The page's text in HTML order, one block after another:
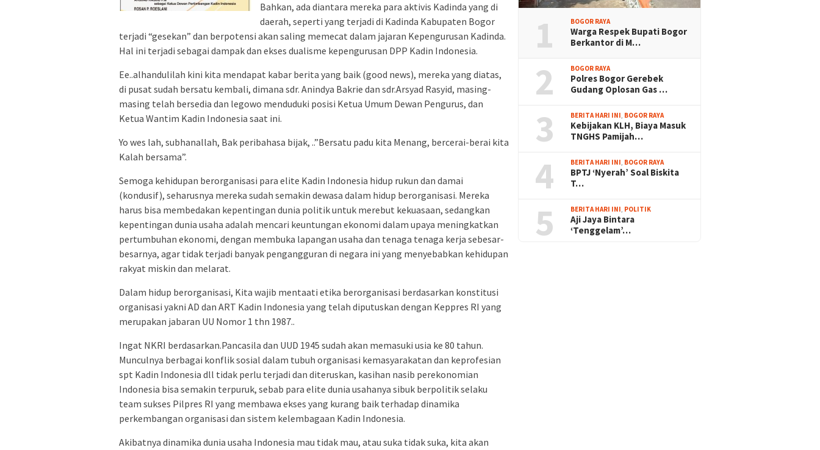
Bahkan, ada diantara mereka para aktivis Kadinda yang di
daerah, seperti yang terjadi di Kadinda Kabupaten Bogor
terjadi “gesekan” dan berpotensi akan saling memecat dalam jajaran Kepengurusan Kadinda.
Hal ini terjadi sebagai dampak dan ekses dualisme kepengurusan DPP Kadin Indonesia.
Ee..alhandulilah kini kita mendapat kabar berita yang baik (good news), mereka yang diatas,
di pusat sudah bersatu kembali, dimana sdr. Anindya Bakrie dan sdr.Arsyad Rasyid, masing-
masing telah bersedia dan legowo menduduki posisi Ketua Umum Dewan Pengurus, dan
Ketua Wantim Kadin Indonesia saat ini.
Yo wes lah, subhanallah, Bak peribahasa bijak, ..”Bersatu padu kita Menang, bercerai-berai kita
Kalah bersama”.
Semoga kehidupan berorganisasi para elite Kadin Indonesia hidup rukun dan damai
(kondusif), seharusnya mereka sudah semakin dewasa dalam hidup berorganisasi. Mereka
harus bisa membedakan kepentingan dunia politik untuk merebut kekuasaan, sedangkan
kepentingan dunia usaha adalah mencari keuntungan ekonomi dalam upaya meningkatkan
pertumbuhan ekonomi, dengan membuka lapangan usaha dan tenaga tenaga kerja sebesar-
besarnya, agar tidak terjadi banyak pengangguran di negara ini yang menyebabkan kehidupan
rakyat miskin dan melarat.
Dalam hidup berorganisasi, Kita wajib mentaati etika berorganisasi berdasarkan konstitusi
organisasi yakni AD dan ART Kadin Indonesia yang telah diputuskan dengan Keppres RI yang
merupakan jabaran UU Nomor 1 thn 1987..
Ingat NKRI berdasarkan.Pancasila dan UUD 1945 sudah akan memasuki usia ke 80 tahun.
Munculnya berbagai konflik sosial dalam tubuh organisasi kemasyarakatan dan keprofesian
spt Kadin Indonesia dll tidak perlu terjadi dan diteruskan, kasihan nasib perekonomian
Indonesia bisa semakin terpuruk, sebab para elite dunia usahanya sibuk berpolitik selaku
team sukses Pilpres RI yang membawa ekses yang kurang baik terhadap dinamika
perkembangan organisasi dan sistem kelembagaan Kadin Indonesia.
Akibatnya dinamika dunia usaha Indonesia mau tidak mau, atau suka tidak suka, kita akan
1 BOGOR RAYA
Warga Respek Bupati Bogor
Berkantor di M…
2 BOGOR RAYA
Polres Bogor Gerebek
Gudang Oplosan Gas …
3 BERITA HARI INI, BOGOR RAYA
Kebijakan KLH, Biaya Masuk
TNGHS Pamijah…
4 BERITA HARI INI, BOGOR RAYA
BPTJ ‘Nyerah’ Soal Biskita
T…
5 BERITA HARI INI, POLITIK
Aji Jaya Bintara
‘Tenggelam’…